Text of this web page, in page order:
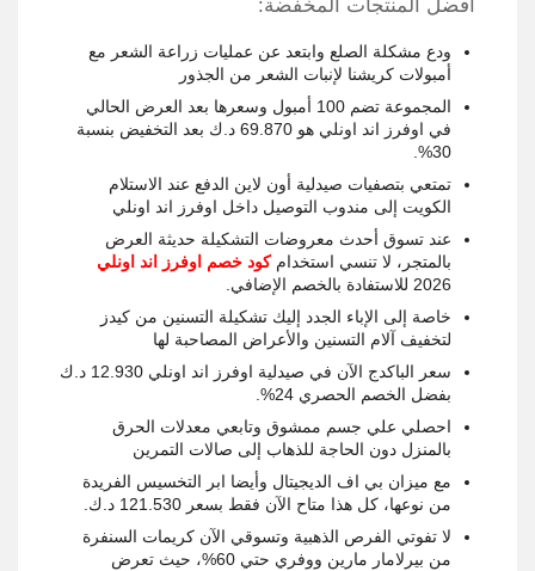
أفضل المنتجات المخفضة:
ودع مشكلة الصلع وابتعد عن عمليات زراعة الشعر مع
أمبولات كريشنا لإنبات الشعر من الجذور
المجموعة تضم 100 أمبول وسعرها بعد العرض الحالي
في اوفرز اند اونلي هو 69.870 د.ك بعد التخفيض بنسبة
30%.
تمتعي بتصفيات صيدلية أون لاين الدفع عند الاستلام
الكويت إلى مندوب التوصيل داخل اوفرز اند اونلي
عند تسوق أحدث معروضات التشكيلة حديثة العرض
بالمتجر، لا تنسي استخدامكود خصم اوفرز اند اونلي
2026 للاستفادة بالخصم الإضافي.
خاصة إلى الإباء الجدد إليك تشكيلة التسنين من كيدز
لتخفيف آلام التسنين والأعراض المصاحبة لها
سعر الباكدج الآن في صيدلية اوفرز اند اونلي 12.930 د.ك
بفضل الخصم الحصري 24%.
احصلي علي جسم ممشوق وتابعي معدلات الحرق
بالمنزل دون الحاجة للذهاب إلى صالات التمرين
مع ميزان بي اف الديجيتال وأيضا ابر التخسيس الفريدة
من نوعها، كل هذا متاح الآن فقط بسعر 121.530 د.ك.
لا تفوتي الفرص الذهبية وتسوقي الآن كريمات السنفرة
من بيرلامار مارين ووفري حتي 60%، حيث تعرض